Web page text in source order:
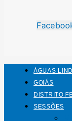
ÁGUAS
GOIÁS
DISTRITO
SESSÕES